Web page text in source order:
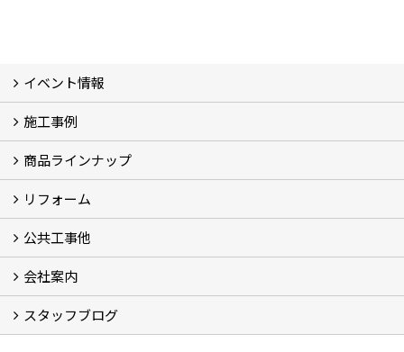
イベント情報
イベント予告
過去のイベント
施工事例
フォトギャラリー
モデルハウス (7)
現場レポート
完工事例
お客様の声
商品ラインナップ
商品ラインアップ一覧
FAVO（フェイボ）【自由設計】
Lodina（ロディナ）【規格住宅】
全館空調システム
リフォーム
コンセプト (2)
選ばれる理由
施工実例（フォトギャラリー）
公共工事他
建築工事 実績
土木工事 実績
一般建築(別荘)
公共工事部スタッフ紹介
会社案内
社長挨拶
会社概要
採用情報
アクセス
スタッフ紹介
スタッフブログ
資格取得一覧
プライバシーポリシー
地域貢献 (3)
スタッフブログ